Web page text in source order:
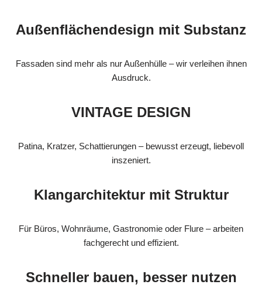
Außenflächendesign mit Substanz
Fassaden sind mehr als nur Außenhülle – wir verleihen ihnen
Ausdruck.
VINTAGE DESIGN
Patina, Kratzer, Schattierungen – bewusst erzeugt, liebevoll
inszeniert.
Klangarchitektur mit Struktur
Für Büros, Wohnräume, Gastronomie oder Flure – arbeiten
fachgerecht und effizient.
Schneller bauen, besser nutzen